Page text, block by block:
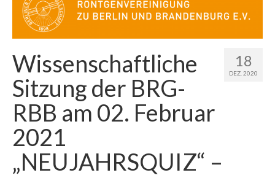
Kontakt
Geschäftsstelle
Vorstand
Mitglied werden
Zur Geschichte
Satzung
Aktuelles
18
DEZ. 2020
Wissenschaftliche
Sitzung der BRG-
RBB am 02. Februar
2021
„NEUJAHRSQUIZ“ –